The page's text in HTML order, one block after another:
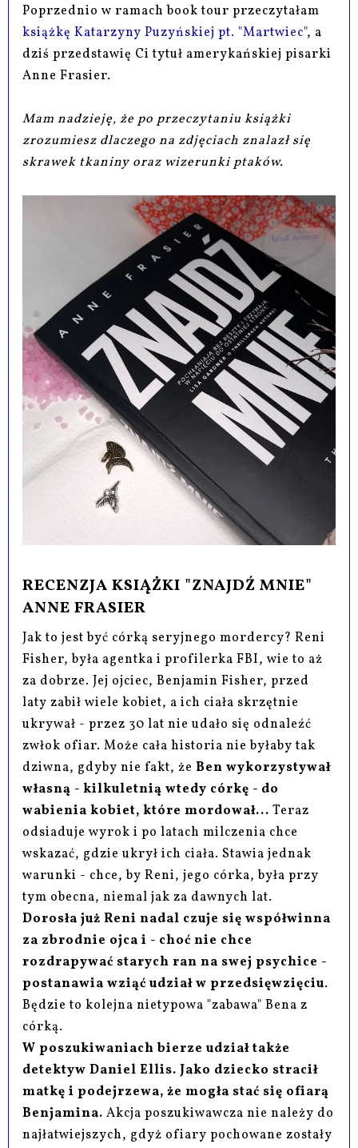
Poprzednio w ramach book tour przeczytałam
książkę Katarzyny Puzyńskiej pt. "Martwiec", a
dziś przedstawię Ci tytuł amerykańskiej pisarki
Anne Frasier.
Mam nadzieję, że po przeczytaniu książki
zrozumiesz dlaczego na zdjęciach znalazł się
skrawek tkaniny oraz wizerunki ptaków.
RECENZJA KSIĄŻKI "ZNAJDŹ MNIE"
ANNE FRASIER
Jak to jest być córką seryjnego mordercy? Reni
Fisher, była agentka i profilerka FBI, wie to aż
za dobrze. Jej ojciec, Benjamin Fisher, przed
laty zabił wiele kobiet, a ich ciała skrzętnie
ukrywał - przez 30 lat nie udało się odnaleźć
zwłok ofiar. Może cała historia nie byłaby tak
dziwna, gdyby nie fakt, żeBen wykorzystywał
własną - kilkuletnią wtedy córkę - do
wabienia kobiet, które mordował...Teraz
odsiaduje wyrok i po latach milczenia chce
wskazać, gdzie ukrył ich ciała. Stawia jednak
warunki - chce, by Reni, jego córka, była przy
tym obecna, niemal jak za dawnych lat.
Dorosła już Reni nadal czuje się współwinna
za zbrodnie ojca i - choć nie chce
rozdrapywać starych ran na swej psychice -
postanawia wziąć udział w przedsięwzięciu.
Będzie to kolejna nietypowa "zabawa" Bena z
córką.
W poszukiwaniach bierze udział także
detektyw Daniel Ellis. Jako dziecko stracił
matkę i podejrzewa, że mogła stać się ofiarą
Benjamina. Akcja poszukiwawcza nie należy do
najłatwiejszych, gdyż ofiary pochowane zostały